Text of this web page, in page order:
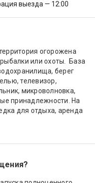
выезда — 12:00
огорожена
или охоты. База
берег
телевизор,
микроволновка,
принадлежности. На
для отдыха, аренда